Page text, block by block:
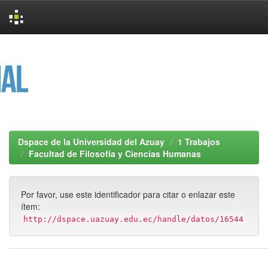
Dspace de la Universidad del Azuay
1 Trabajos
Facultad de Filosofía y Ciencias Humanas
Por favor, use este identificador para citar o enlazar este
ítem:
http://dspace.uazuay.edu.ec/handle/datos/16544